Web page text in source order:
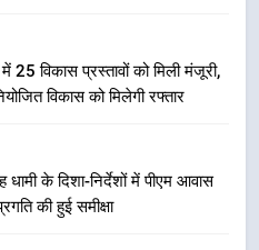
25 विकास प्रस्तावों को मिली मंजूरी,
विकास को मिलेगी रफ्तार
धामी के दिशा-निर्देशों में पीएम आवास
की हुई समीक्षा